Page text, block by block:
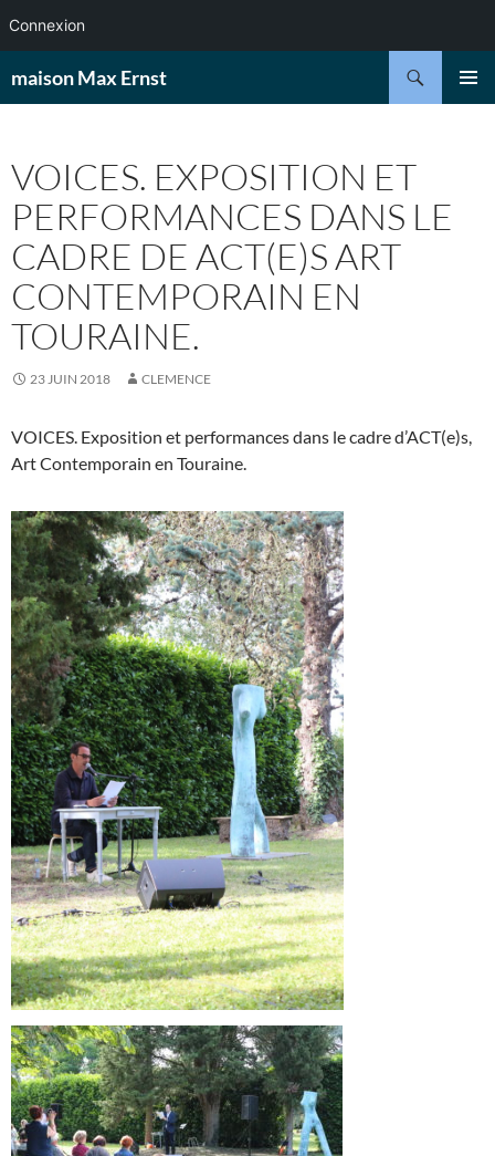
Connexion
aumaison Max Ernst
VOICES. EXPOSITION ET
PERFORMANCES DANS LE
CADRE DE ACT(E)S ART
CONTEMPORAIN EN
TOURAINE.
23 JUIN 2018 CLEMENCE
VOICES. Exposition et performances dans le cadre d’ACT(e)s,
Art Contemporain en Touraine.